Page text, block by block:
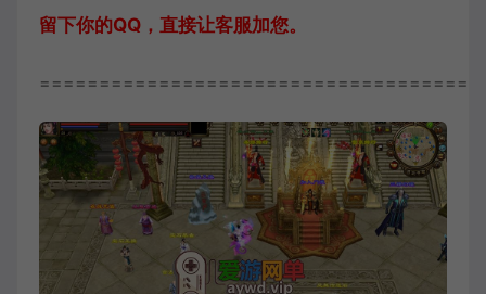
留下你的QQ，直接让客服加您。